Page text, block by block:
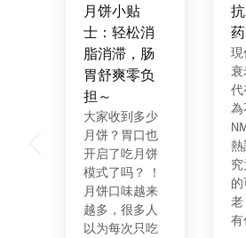
月饼小贴
士：轻松消
脂消滞，肠
胃舒爽零负
担～
大家收到多少
月饼？胃口也
开启了吃月饼
模式了吗？ ！
月饼口味越来
越多，很多人
以为每次只吃
药
現
衰
代
為
熱
老
有